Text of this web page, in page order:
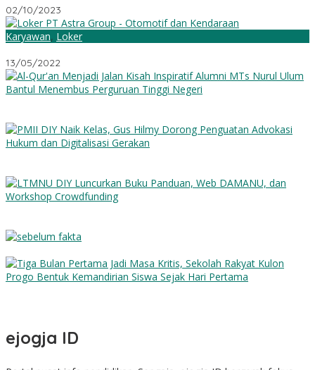
02/10/2023
Karyawan, Loker
13/05/2022
ejogja ID